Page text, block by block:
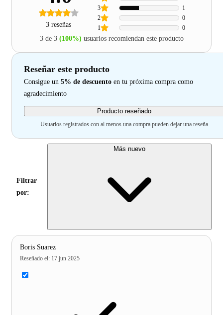
3 reseñas 1 0
2 0
3 1
3 de 3 (100%) usuarios recomiendan este producto
Reseñar este producto
Consigue un 5% de descuento en tu próxima compra como
agradecimiento
Producto reseñado
Usuarios registrados con al menos una compra pueden dejar una reseña
Filtrar
por:
Más nuevo
Boris Suarez
Reseñado el: 17 jun 2025